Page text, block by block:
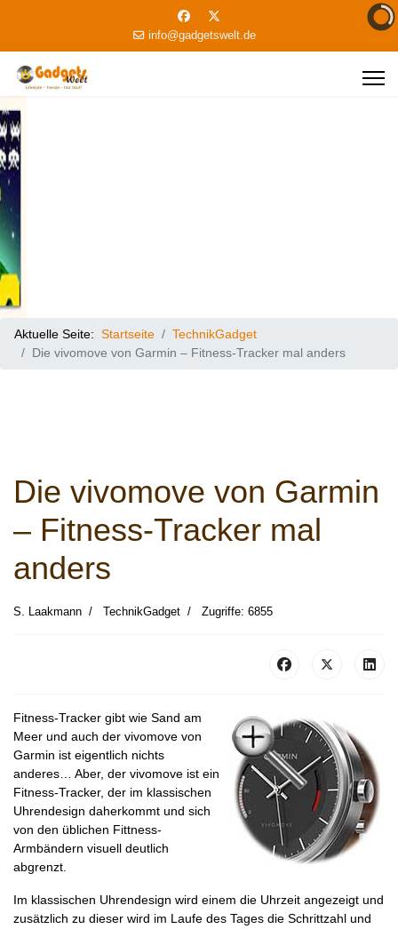
info@gadgetswelt.de
Aktuelle Seite: Startseite
TechnikGadget
Die vivomove von Garmin – Fitness-Tracker mal anders
Die vivomove von Garmin
– Fitness-Tracker mal
anders
S. Laakmann TechnikGadget Zugriffe: 6855
Fitness-Tracker gibt wie Sand am
Meer und auch der vivomove von
Garmin ist eigentlich nichts
anderes… Aber, der vivomove ist ein
Fitness-Tracker, der im klassischen
Uhrendesign daherkommt und sich
von den üblichen Fittness-
Armbändern visuell deutlich
abgrenzt.
Im klassischen Uhrendesign wird einem die Uhrzeit angezeigt und
zusätzlich zu dieser wird im Laufe des Tages die Schrittzahl und